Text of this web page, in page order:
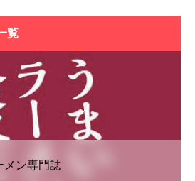
覧
メン専門誌